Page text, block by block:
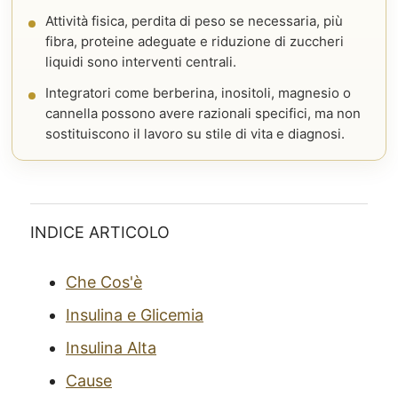
Attività fisica, perdita di peso se necessaria, più
fibra, proteine adeguate e riduzione di zuccheri
liquidi sono interventi centrali.
Integratori come berberina, inositoli, magnesio o
cannella possono avere razionali specifici, ma non
sostituiscono il lavoro su stile di vita e diagnosi.
INDICE ARTICOLO
Che Cos'è
Insulina e Glicemia
Insulina Alta
Cause